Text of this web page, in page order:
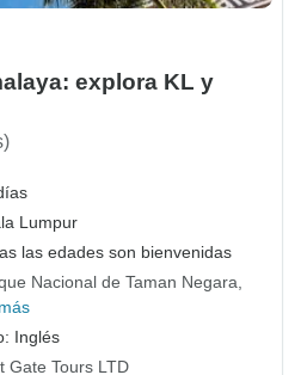
explora KL y
Lumpur
las edades son bienvenidas
Nacional de Taman Negara
Inglés
Gate Tours LTD